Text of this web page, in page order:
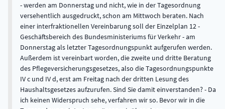
- werden am Donnerstag und nicht, wie in der Tagesordnung
versehentlich ausgedruckt, schon am Mittwoch beraten. Nach
einer interfraktionellen Vereinbarung soll der Einzelplan 12 -
Geschäftsbereich des Bundesministeriums für Verkehr - am
Donnerstag als letzter Tagesordnungspunkt aufgerufen werden.
Außerdem ist vereinbart worden, die zweite und dritte Beratung
des Pflegeversicherungsgesetzes, also die Tagesordnungspunkte
IV c und IV d, erst am Freitag nach der dritten Lesung des
Haushaltsgesetzes aufzurufen. Sind Sie damit einverstanden? - Da
ich keinen Widerspruch sehe, verfahren wir so. Bevor wir in die